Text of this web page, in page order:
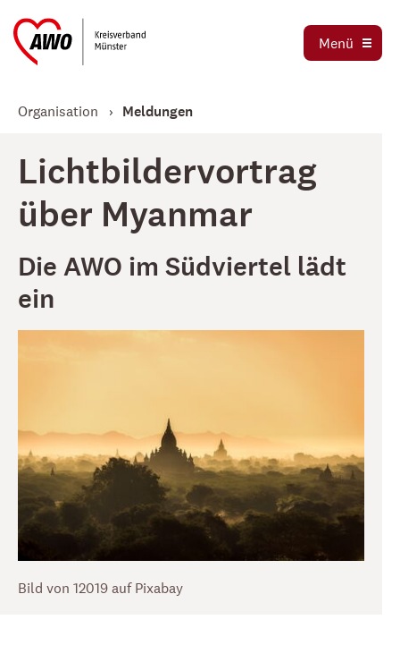
Menü
Ortsvereine
Organisation
Meldungen
Lichtbildervortrag
über Myanmar
Die AWO im Südviertel lädt
ein
Bild von 12019 auf Pixabay